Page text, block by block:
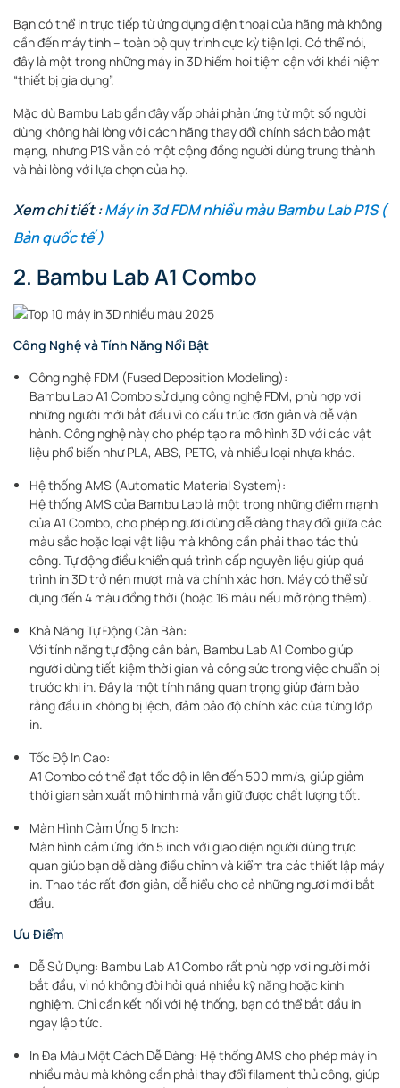
Bạn có thể in trực tiếp từ ứng dụng điện thoại của hãng mà không
cần đến máy tính – toàn bộ quy trình cực kỳ tiện lợi. Có thể nói,
đây là một trong những máy in 3D hiếm hoi tiệm cận với khái niệm
“thiết bị gia dụng”.
Mặc dù Bambu Lab gần đây vấp phải phản ứng từ một số người
dùng không hài lòng với cách hãng thay đổi chính sách bảo mật
mạng, nhưng P1S vẫn có một cộng đồng người dùng trung thành
và hài lòng với lựa chọn của họ.
Xem chi tiết :Máy in 3d FDM nhiều màu Bambu Lab P1S (
Bản quốc tế )
2. Bambu Lab A1 Combo
Công Nghệ và Tính Năng Nổi Bật
Công nghệ FDM (Fused Deposition Modeling):
Bambu Lab A1 Combo sử dụng công nghệ FDM, phù hợp với
những người mới bắt đầu vì có cấu trúc đơn giản và dễ vận
hành. Công nghệ này cho phép tạo ra mô hình 3D với các vật
liệu phổ biến như PLA, ABS, PETG, và nhiều loại nhựa khác.
Hệ thống AMS (Automatic Material System):
Hệ thống AMS của Bambu Lab là một trong những điểm mạnh
của A1 Combo, cho phép người dùng dễ dàng thay đổi giữa các
màu sắc hoặc loại vật liệu mà không cần phải thao tác thủ
công. Tự động điều khiển quá trình cấp nguyên liệu giúp quá
trình in 3D trở nên mượt mà và chính xác hơn. Máy có thể sử
dụng đến 4 màu đồng thời (hoặc 16 màu nếu mở rộng thêm).
Khả Năng Tự Động Cân Bàn:
Với tính năng tự động cân bàn, Bambu Lab A1 Combo giúp
người dùng tiết kiệm thời gian và công sức trong việc chuẩn bị
trước khi in. Đây là một tính năng quan trọng giúp đảm bảo
rằng đầu in không bị lệch, đảm bảo độ chính xác của từng lớp
in.
Tốc Độ In Cao:
A1 Combo có thể đạt tốc độ in lên đến 500 mm/s, giúp giảm
thời gian sản xuất mô hình mà vẫn giữ được chất lượng tốt.
Màn Hình Cảm Ứng 5 Inch:
Màn hình cảm ứng lớn 5 inch với giao diện người dùng trực
quan giúp bạn dễ dàng điều chỉnh và kiểm tra các thiết lập máy
in. Thao tác rất đơn giản, dễ hiểu cho cả những người mới bắt
đầu.
Ưu Điểm
Dễ Sử Dụng: Bambu Lab A1 Combo rất phù hợp với người mới
bắt đầu, vì nó không đòi hỏi quá nhiều kỹ năng hoặc kinh
nghiệm. Chỉ cần kết nối với hệ thống, bạn có thể bắt đầu in
ngay lập tức.
In Đa Màu Một Cách Dễ Dàng: Hệ thống AMS cho phép máy in
nhiều màu mà không cần phải thay đổi filament thủ công, giúp